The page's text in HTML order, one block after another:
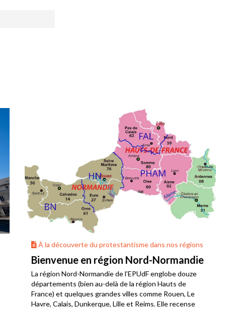
À la découverte du protestantisme dans nos régions
Bienvenue en région Nord-Normandie
La région Nord-Normandie de l’EPUdF englobe douze
départements (bien au-delà de la région Hauts de
France) et quelques grandes villes comme Rouen, Le
Havre, Calais, Dunkerque, Lille et Reims. Elle recense